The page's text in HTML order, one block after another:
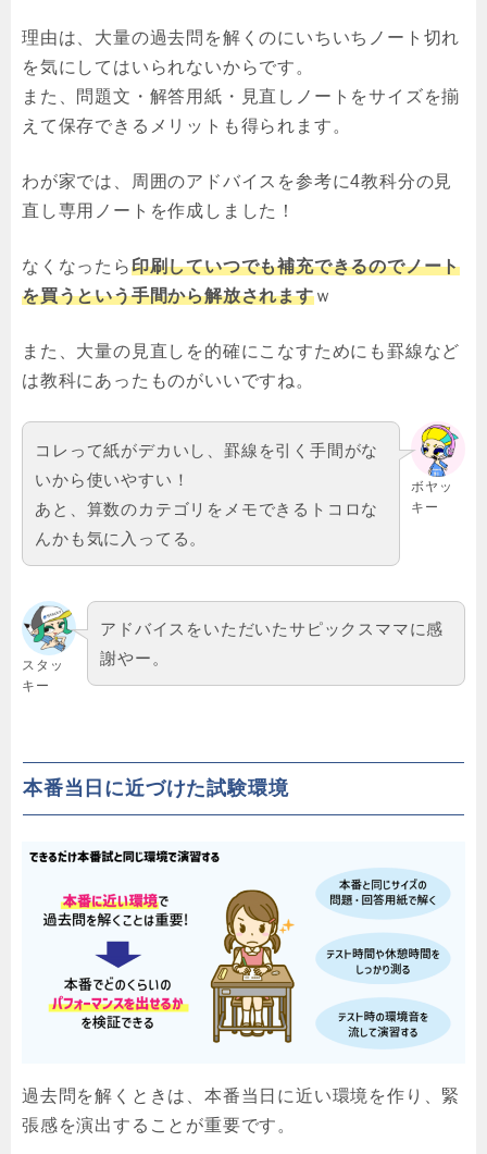
理由は、大量の過去問を解くのにいちいちノート切れ
を気にしてはいられないからです。
また、問題文・解答用紙・見直しノートをサイズを揃
えて保存できるメリットも得られます。
わが家では、周囲のアドバイスを参考に4教科分の見
直し専用ノートを作成しました！
なくなったら印刷していつでも補充できるのでノート
を買うという手間から解放されますｗ
また、大量の見直しを的確にこなすためにも罫線など
は教科にあったものがいいですね。
ボヤッ
キー
コレって紙がデカいし、罫線を引く手間がな
いから使いやすい！
あと、算数のカテゴリをメモできるトコロな
んかも気に入ってる。
スタッ
キー
アドバイスをいただいたサピックスママに感
謝やー。
本番当日に近づけた試験環境
過去問を解くときは、本番当日に近い環境を作り、緊
張感を演出することが重要です。